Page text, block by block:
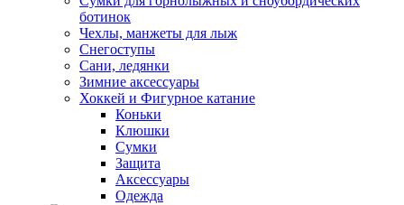
ботинок
Чехлы, манжеты для лыж
Снегоступы
Сани, ледянки
Зимние аксессуары
Хоккей и Фигурное катание
Коньки
Клюшки
Сумки
Защита
Аксессуары
Одежда